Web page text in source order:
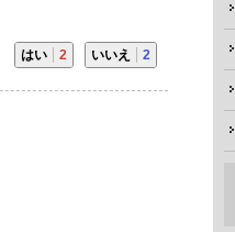
はい 2 いいえ 2